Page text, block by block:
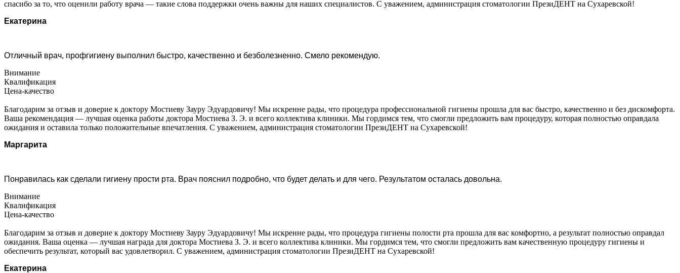
спасибо за то, что оценили работу врача — такие слова поддержки очень важны для наших специалистов. С уважением, администрация стоматологии ПрезиДЕНТ на Сухаревской!
Екатерина
Отличный врач, профгигиену выполнил быстро, качественно и безболезненно. Смело рекомендую.
Внимание
Квалификация
Цена-качество
Благодарим за отзыв и доверие к доктору Мостиеву Зауру Эдуардовичу! Мы искренне рады, что процедура профессиональной гигиены прошла для вас быстро, качественно и без дискомфорта.
Ваша рекомендация — лучшая оценка работы доктора Мостиева З. Э. и всего коллектива клиники. Мы гордимся тем, что смогли предложить вам процедуру, которая полностью оправдала
ожидания и оставила только положительные впечатления. С уважением, администрация стоматологии ПрезиДЕНТ на Сухаревской!
Маргарита
Понравилась как сделали гигиену прости рта. Врач пояснил подробно, что будет делать и для чего. Результатом осталась довольна.
Внимание
Квалификация
Цена-качество
Благодарим за отзыв и доверие к доктору Мостиеву Зауру Эдуардовичу! Мы искренне рады, что процедура гигиены полости рта прошла для вас комфортно, а результат полностью оправдал
ожидания. Ваша оценка — лучшая награда для доктора Мостиева З. Э. и всего коллектива клиники. Мы гордимся тем, что смогли предложить вам качественную процедуру гигиены и
обеспечить результат, который вас удовлетворил. С уважением, администрация стоматологии ПрезиДЕНТ на Сухаревской!
Екатерина